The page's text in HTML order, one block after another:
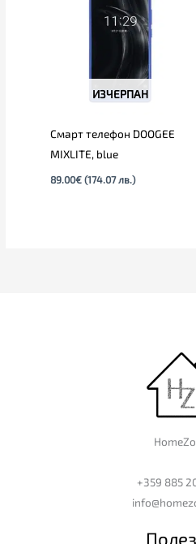
ИЗЧЕРПАН
Смарт телефон DOOGEE
MIXLITE, blue
89.00€ (174.07 лв.)
+359 885